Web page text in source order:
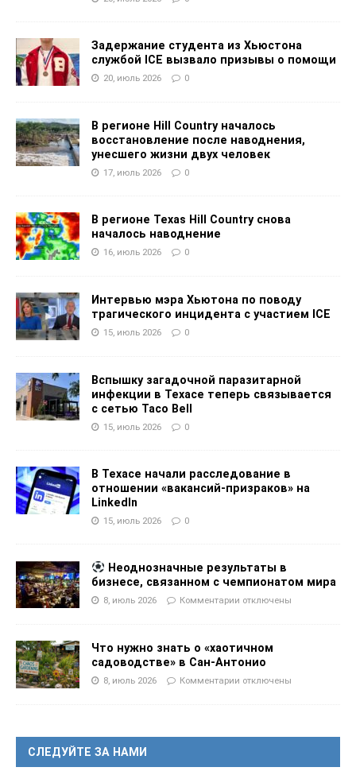
Задержание студента из Хьюстона
службой ICE вызвало призывы о помощи
20, июль 2026 0
В регионе Hill Country началось
восстановление после наводнения,
унесшего жизни двух человек
17, июль 2026 0
В регионе Texas Hill Country снова
началось наводнение
16, июль 2026 0
Интервью мэра Хьютона по поводу
трагического инцидента с участием ICE
15, июль 2026 0
Вспышку загадочной паразитарной
инфекции в Техасе теперь связывается
с сетью Taco Bell
15, июль 2026 0
В Техасе начали расследование в
отношении «вакансий-призраков» на
LinkedIn
15, июль 2026 0
Неоднозначные результаты в
бизнесе, связанном с чемпионатом мира
8, июль 2026 Комментарии отключены
Что нужно знать о «хаотичном
садоводстве» в Сан-Антонио
8, июль 2026 Комментарии отключены
СЛЕДУЙТЕ ЗА НАМИ